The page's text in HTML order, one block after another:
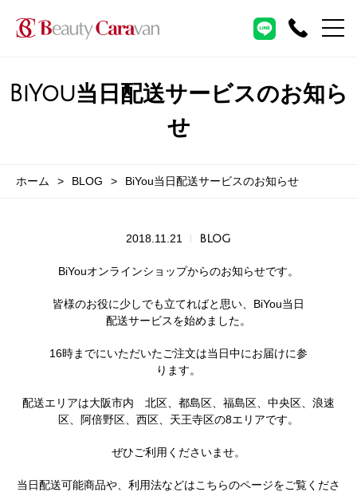
BiYou当日配送サービスのお知ら
せ
ホーム BLOG BiYou当日配送サービスのお知らせ
2018.11.21 BLOG
BiYouオンラインショップからのお知らせです。
皆様のお役に少しでも立てればと思い、BiYou当日
配送サービスを始めました。
16時までにいただいたご注文は当日中にお届けに参
ります。
配送エリアは大阪市内 北区、都島区、福島区、中央区、浪速
区、阿倍野区、西区、天王寺区の8エリアです。
ぜひご利用くださいませ。
当日配送可能商品や、利用法などはこちらのページをご覧くださ